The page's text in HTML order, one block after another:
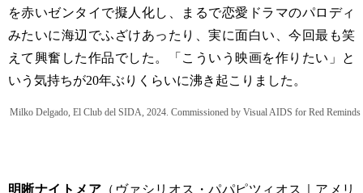
を赤いゼンタイで擬人化し、まるで恋愛ドラマのパロディ
みたいに海辺でふざけあったり、実に面白い、今回最も笑
えて興奮した作品でした。「こういう映画を作りたい」と
いう気持ちが20年ぶりくらいに沸き起こりました。
Milko Delgado, El Club del SIDA, 2024. Commissioned by Visual AIDS for Red
明晰ナイトメア （ヴァシリオス・パパピツィオス｜アメリ